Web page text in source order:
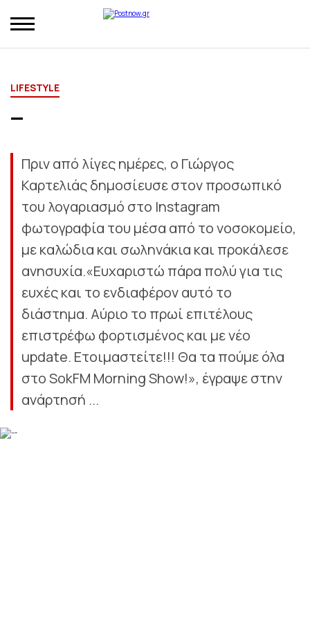
LIFESTYLE
—
Πριν από λίγες ημέρες, ο Γιώργος
Καρτελιάς δημοσίευσε στον προσωπικό
του λογαριασμό στο Instagram
φωτογραφία του μέσα από το νοσοκομείο,
με καλώδια και σωληνάκια και προκάλεσε
ανησυχία.«Ευχαριστώ πάρα πολύ για τις
ευχές και το ενδιαφέρον αυτό το
διάστημα. Αύριο το πρωί επιτέλους
επιστρέφω φορτισμένος και με νέο
update. Ετοιμαστείτε!!! Θα τα πούμε όλα
στο SokFM Morning Show!», έγραψε στην
ανάρτησή ...